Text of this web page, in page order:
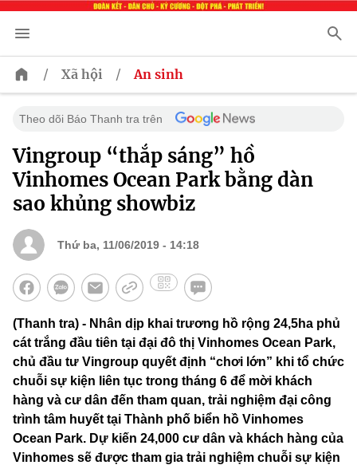
/ Xã hội / An sinh
Theo dõi Báo Thanh tra trên
Vingroup “thắp sáng” hồ
Vinhomes Ocean Park bằng dàn
sao khủng showbiz
Thứ ba, 11/06/2019 - 14:18
(Thanh tra) - Nhân dịp khai trương hồ rộng 24,5ha phủ
cát trắng đầu tiên tại đại đô thị Vinhomes Ocean Park,
chủ đầu tư Vingroup quyết định “chơi lớn” khi tổ chức
chuỗi sự kiện liên tục trong tháng 6 để mời khách
hàng và cư dân đến tham quan, trải nghiệm đại công
trình tâm huyết tại Thành phố biển hồ Vinhomes
Ocean Park. Dự kiến 24,000 cư dân và khách hàng của
Vinhomes sẽ được tham gia trải nghiệm chuỗi sự kiện